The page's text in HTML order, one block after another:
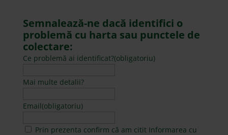
Semnalează-ne dacă identifici o
problemă cu harta sau punctele de
colectare:
Ce problemă ai identificat?(obligatoriu)
Mai multe detalii?
Email(obligatoriu)
(obligatoriu)
Prin prezenta confirm că am citit Informarea cu